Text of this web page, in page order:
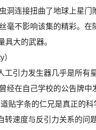
洞连接扭曲了地球上星
毫不影响该集的精彩。
大的武器。
引力发生器几乎是所有
经在自己学校的公告牌中
贴字条的仁兄是真正的
速度与反引力关系的问